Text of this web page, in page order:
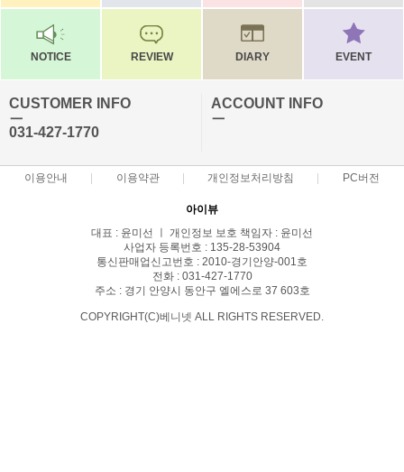
NOTICE REVIEW DIARY EVENT
CUSTOMER INFO
ㅡ
031-427-1770
ACCOUNT INFO
ㅡ
이용안내 이용약관 개인정보처리방침 PC버전
아이뷰
대표 : 윤미선 ㅣ 개인정보 보호 책임자 : 윤미선
사업자 등록번호 : 135-28-53904
통신판매업신고번호 : 2010-경기안양-001호
전화 : 031-427-1770
주소 : 경기 안양시 동안구 엘에스로 37 603호
COPYRIGHT(C)베니넷 ALL RIGHTS RESERVED.